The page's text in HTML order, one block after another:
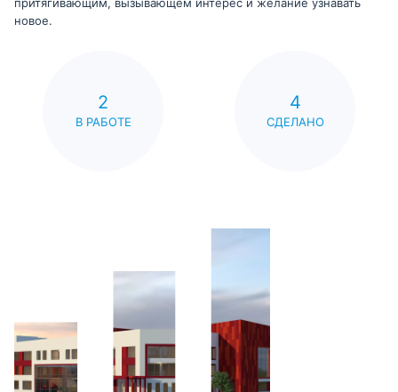
притягивающим, вызывающем интерес и желание узнавать
новое.
2
В РАБОТЕ
4
СДЕЛАНО